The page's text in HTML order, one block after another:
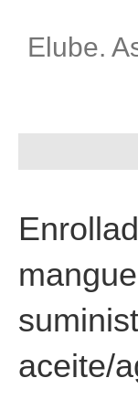
Elube.
aceite/